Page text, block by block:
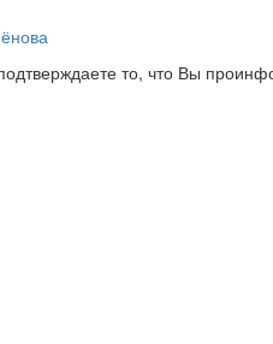
то, что Вы